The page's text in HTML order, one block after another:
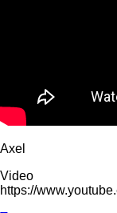
Axel
Video
https://